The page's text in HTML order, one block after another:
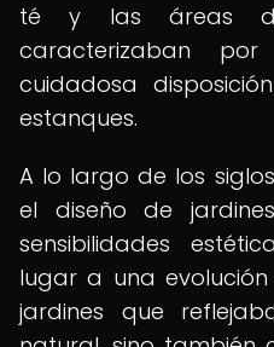
té y las áreas
caracterizaban
cuidadosa
estanques.
A lo largo de los
el diseño de
sensibilidades
lugar a una
jardines que